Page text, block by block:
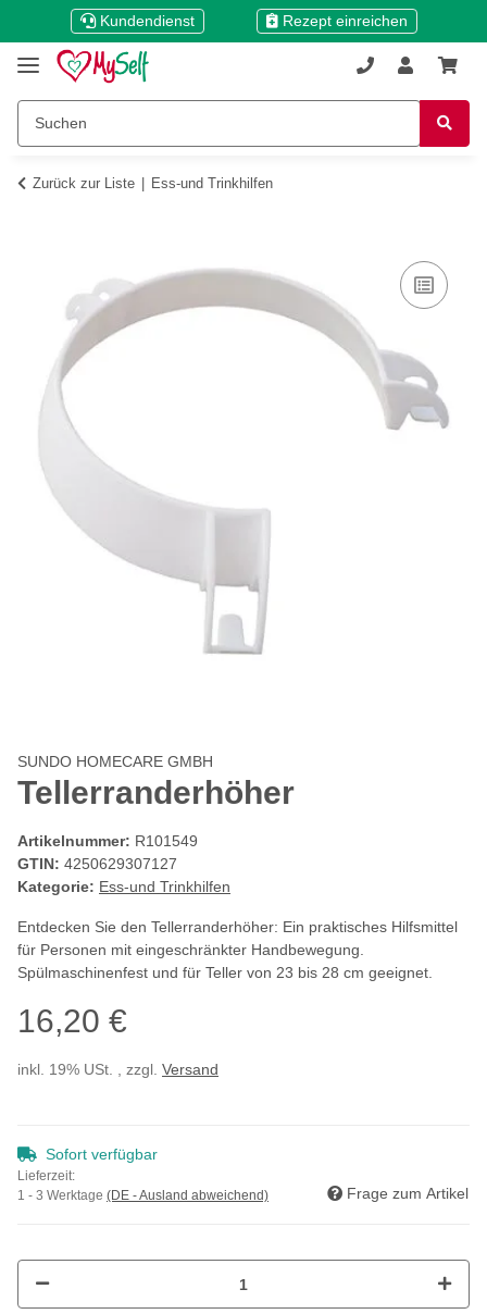
Kundendienst Rezept einreichen
Zurück zur Liste Ess-und Trinkhilfen
SUNDO HOMECARE GMBH
Tellerranderhöher
Artikelnummer: R101549
GTIN: 4250629307127
Kategorie: Ess-und Trinkhilfen
Entdecken Sie den Tellerranderhöher: Ein praktisches Hilfsmittel
für Personen mit eingeschränkter Handbewegung.
Spülmaschinenfest und für Teller von 23 bis 28 cm geeignet.
16,20 €
inkl. 19% USt. , zzgl. Versand
Sofort verfügbar
Lieferzeit:
1 - 3 Werktage (DE - Ausland abweichend) Frage zum Artikel